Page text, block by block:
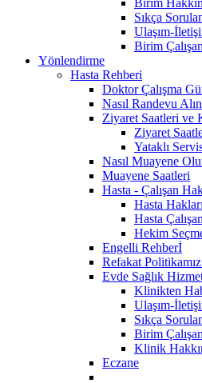
Sıkça
Ulaşım-
Birim
Yönlendirme
Hasta Rehberi
Doktor Çalışma
Nasıl Randevu
Ziyaret Saatleri ve
Ziyaret
Yataklı
Nasıl Muayene
Muayene Saatleri
Hasta - Çalışan
Hasta
Hasta
Hekim
Engelli Rehberİ
Refakat
Evde Sağlık
Klinikten
Ulaşım-
Sıkça
Birim
Klinik
Eczane